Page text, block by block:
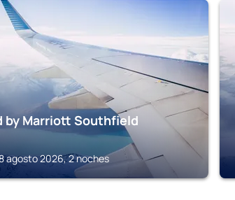
by Marriott Southfield
agosto 2026, 2 noches